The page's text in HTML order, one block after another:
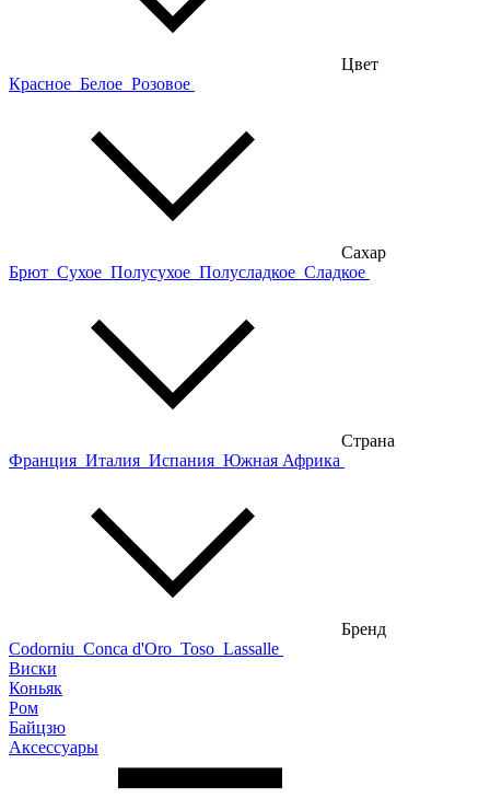
Цвет
Красное Белое Розовое
Сахар
Брют Сухое Полусухое Полусладкое Сладкое
Страна
Франция Италия Испания Южная Африка
Бренд
Codorniu Conca d'Oro Toso Lassalle
Виски
Коньяк
Ром
Байцзю
Аксессуары